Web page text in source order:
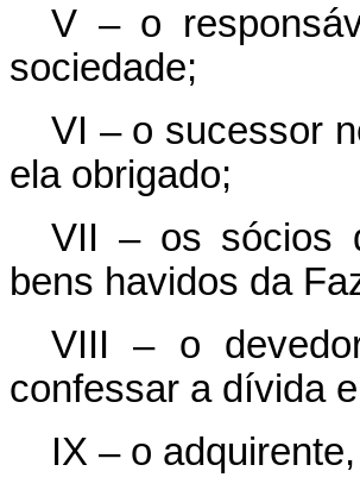
V – o
sociedade;
VI – o sucessor
ela obrigado;
VII – os sócios
bens havidos da
VIII – o
confessar a dívida
IX – o